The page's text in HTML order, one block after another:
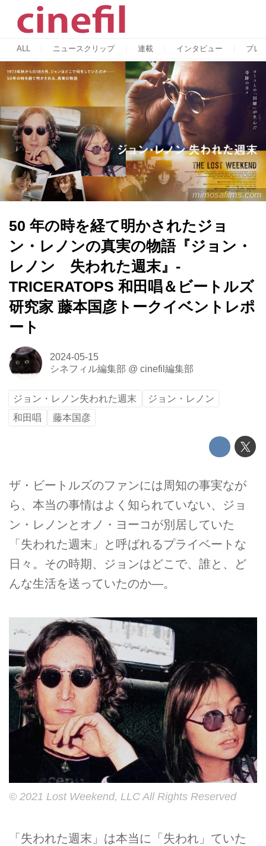
ALL ニュースクリップ 連載 インタビュー プレ
mimosafilms.com
50 年の時を経て明かされたジョ
ン・レノンの真実の物語『ジョン・
レノン 失われた週末』-
TRICERATOPS 和田唱＆ビートルズ
研究家 藤本国彦トークイベントレポ
ート
2024-05-15
シネフィル編集部 @ cinefil編集部
ジョン・レノン失われた週末
ジョン・レノン
和田唱
藤本国彦
ザ・ビートルズのファンには周知の事実なが
ら、本当の事情はよく知られていない、ジョ
ン・レノンとオノ・ヨーコが別居していた
「失われた週末」と呼ばれるプライベートな
日々。その時期、ジョンはどこで、誰と、ど
んな生活を送っていたのか―。
© 2021 Lost Weekend, LLC All Rights Reserved
「失われた週末」は本当に「失われ」ていた